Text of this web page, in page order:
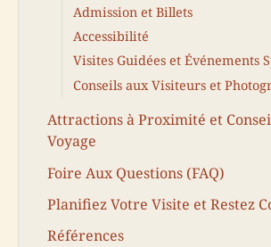
Admission et Billets
Accessibilité
Visites Guidées et Événements
Conseils aux Visiteurs et
Attractions à Proximité et
Voyage
Foire Aux Questions (FAQ)
Planifiez Votre Visite et Restez
Références